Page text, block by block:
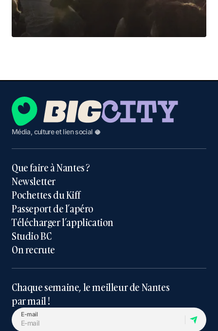
Média, culture et lien social 🥥
Que faire à Nantes ?
Newsletter
Pochettes du Kiff
Passeport de l’apéro
Télécharger l’application
Studio BC
On recrute
Chaque semaine, le meilleur de Nantes
par mail !
E-mail